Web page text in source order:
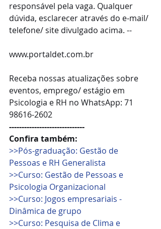
responsável pela vaga. Qualquer
dúvida, esclarecer através do e-mail/
telefone/ site divulgado acima. --
www.portaldet.com.br
Receba nossas atualizações sobre
eventos, emprego/ estágio em
Psicologia e RH no WhatsApp: 71
98616-2602
------------------------------
Confira também:
>>Pós-graduação: Gestão de
Pessoas e RH Generalista
>>Curso: Gestão de Pessoas e
Psicologia Organizacional
>>Curso: Jogos empresariais -
Dinâmica de grupo
>>Curso: Pesquisa de Clima e